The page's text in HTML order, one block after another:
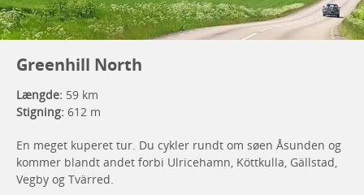
Greenhill North
Længde: 59 km
Stigning: 612 m
En meget kuperet tur. Du cykler rundt om søen Åsunden og
kommer blandt andet forbi Ulricehamn, Köttkulla, Gällstad,
Vegby og Tvärred.